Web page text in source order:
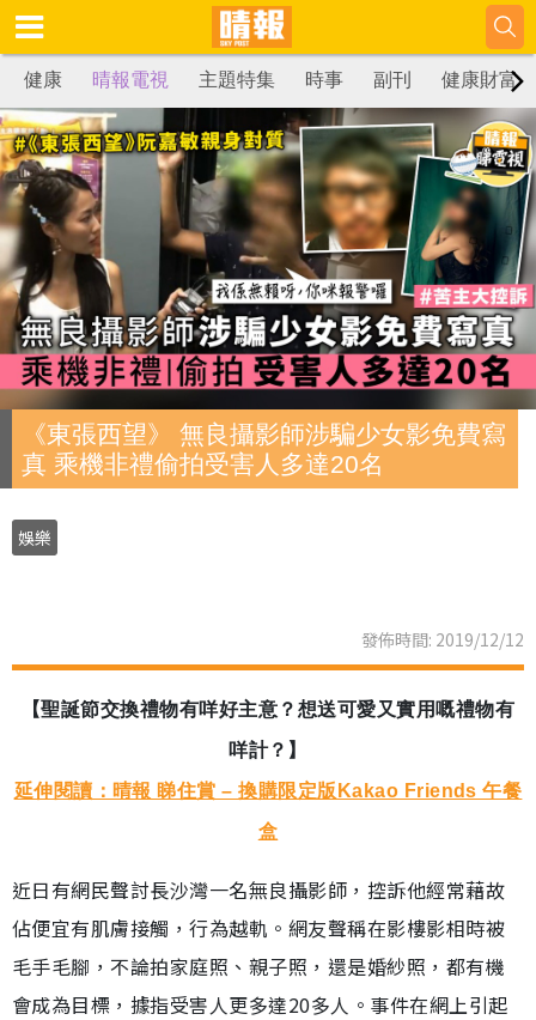
健康 晴報電視 主題特集 時事 副刊 健康財富
《東張西望》 無良攝影師涉騙少女影免費寫
真 乘機非禮偷拍受害人多達20名
娛樂
發佈時間: 2019/12/12
【聖誕節交換禮物有咩好主意？想送可愛又實用嘅禮物有
咩計？】
延伸閱讀：晴報 睇住賞 – 換購限定版Kakao Friends 午餐
盒
近日有網民聲討長沙灣一名無良攝影師，控訴他經常藉故
佔便宜有肌膚接觸，行為越軌。網友聲稱在影樓影相時被
毛手毛腳，不論拍家庭照、親子照，還是婚紗照，都有機
會成為目標，據指受害人更多達20多人。事件在網上引起